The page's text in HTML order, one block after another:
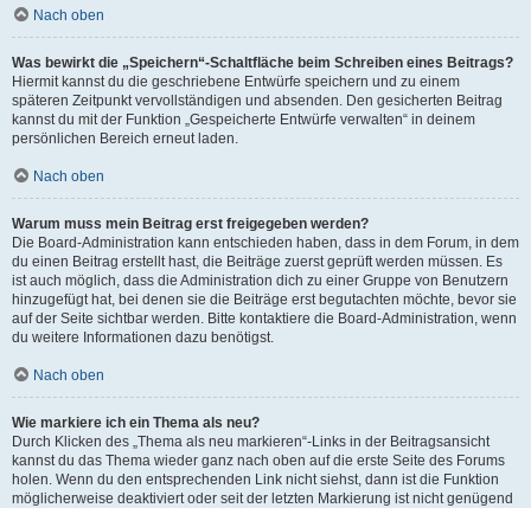
Nach oben
Was bewirkt die „Speichern“-Schaltfläche beim Schreiben eines Beitrags?
Hiermit kannst du die geschriebene Entwürfe speichern und zu einem
späteren Zeitpunkt vervollständigen und absenden. Den gesicherten Beitrag
kannst du mit der Funktion „Gespeicherte Entwürfe verwalten“ in deinem
persönlichen Bereich erneut laden.
Nach oben
Warum muss mein Beitrag erst freigegeben werden?
Die Board-Administration kann entschieden haben, dass in dem Forum, in dem
du einen Beitrag erstellt hast, die Beiträge zuerst geprüft werden müssen. Es
ist auch möglich, dass die Administration dich zu einer Gruppe von Benutzern
hinzugefügt hat, bei denen sie die Beiträge erst begutachten möchte, bevor sie
auf der Seite sichtbar werden. Bitte kontaktiere die Board-Administration, wenn
du weitere Informationen dazu benötigst.
Nach oben
Wie markiere ich ein Thema als neu?
Durch Klicken des „Thema als neu markieren“-Links in der Beitragsansicht
kannst du das Thema wieder ganz nach oben auf die erste Seite des Forums
holen. Wenn du den entsprechenden Link nicht siehst, dann ist die Funktion
möglicherweise deaktiviert oder seit der letzten Markierung ist nicht genügend